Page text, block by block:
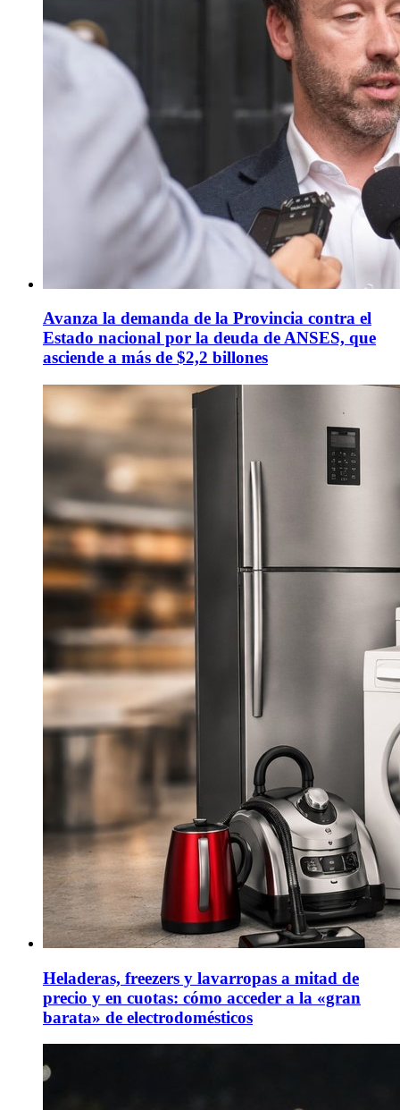
Avanza la demanda de la Provincia contra el
Estado nacional por la deuda de ANSES, que
asciende a más de $2,2 billones
Heladeras, freezers y lavarropas a mitad de
precio y en cuotas: cómo acceder a la «gran
barata» de electrodomésticos